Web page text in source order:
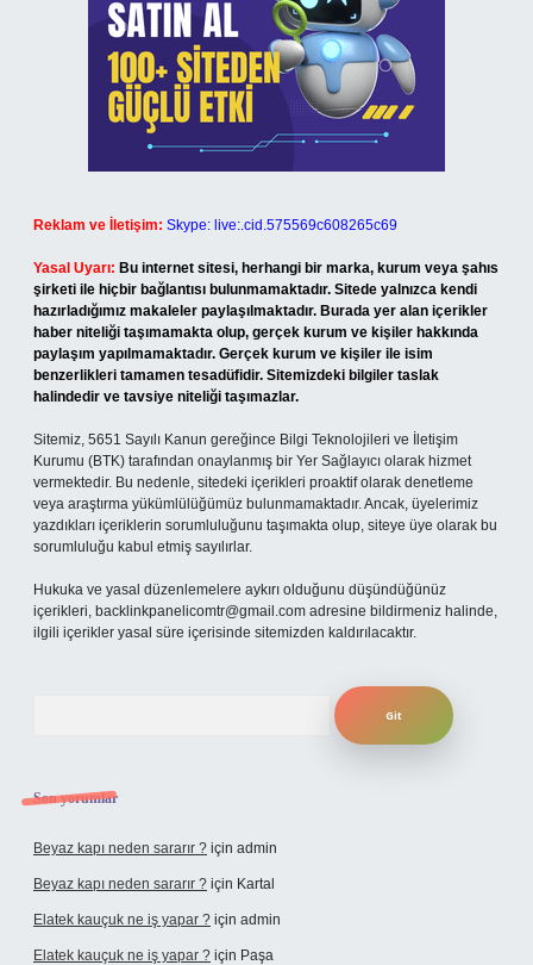
Reklam ve İletişim: Skype: live:.cid.575569c608265c69
Yasal Uyarı: Bu internet sitesi, herhangi bir marka, kurum veya şahıs
şirketi ile hiçbir bağlantısı bulunmamaktadır. Sitede yalnızca kendi
hazırladığımız makaleler paylaşılmaktadır. Burada yer alan içerikler
haber niteliği taşımamakta olup, gerçek kurum ve kişiler hakkında
paylaşım yapılmamaktadır. Gerçek kurum ve kişiler ile isim
benzerlikleri tamamen tesadüfidir. Sitemizdeki bilgiler taslak
halindedir ve tavsiye niteliği taşımazlar.
Sitemiz, 5651 Sayılı Kanun gereğince Bilgi Teknolojileri ve İletişim
Kurumu (BTK) tarafından onaylanmış bir Yer Sağlayıcı olarak hizmet
vermektedir. Bu nedenle, sitedeki içerikleri proaktif olarak denetleme
veya araştırma yükümlülüğümüz bulunmamaktadır. Ancak, üyelerimiz
yazdıkları içeriklerin sorumluluğunu taşımakta olup, siteye üye olarak bu
sorumluluğu kabul etmiş sayılırlar.
Hukuka ve yasal düzenlemelere aykırı olduğunu düşündüğünüz
içerikleri, backlinkpanelicomtr@gmail.com adresine bildirmeniz halinde,
ilgili içerikler yasal süre içerisinde sitemizden kaldırılacaktır.
Son yorumlar
Beyaz kapı neden sararır ? için admin
Beyaz kapı neden sararır ? için Kartal
Elatek kauçuk ne iş yapar ? için admin
Elatek kauçuk ne iş yapar ? için Paşa